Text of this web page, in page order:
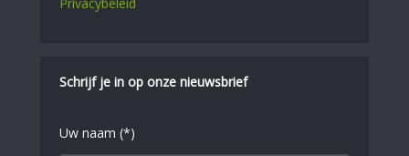
Schrijf je in op onze nieuwsbrief
Uw naam (*)